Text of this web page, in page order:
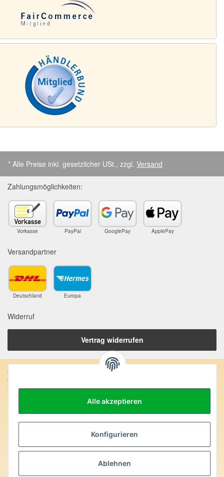
Alle akzeptieren
Konfigurieren
Ablehnen
* Alle Preise inkl. gesetzlicher USt., zzgl. Versand
Zahlungsmöglichkeiten:
Vorkasse PayPal GooglePay ApplePay
Versandpartner
Deutschland Europa
Widerruf
Vertrag widerrufen
Anschrift:
SteinZeitOase
Edelsteine und Mineralien werden im esoterischen Bereich
besondere Kräfte und Eigenschaften zugeordnet. Wir weisen
ausdrücklich darauf hin, dass alle gemachten Aussagen bzgl.